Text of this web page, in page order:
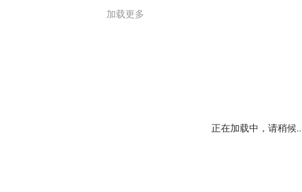
加载更多
正在加载中，请稍候